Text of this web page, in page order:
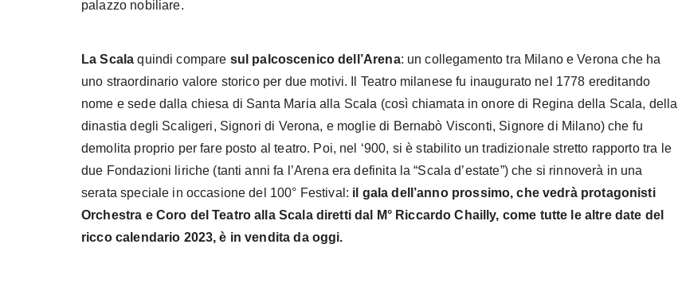
palazzo nobiliare.
La Scala quindi compare sul palcoscenico dell’Arena: un collegamento tra Milano e Verona che ha
uno straordinario valore storico per due motivi. Il Teatro milanese fu inaugurato nel 1778 ereditando
nome e sede dalla chiesa di Santa Maria alla Scala (così chiamata in onore di Regina della Scala, della
dinastia degli Scaligeri, Signori di Verona, e moglie di Bernabò Visconti, Signore di Milano) che fu
demolita proprio per fare posto al teatro. Poi, nel ‘900, si è stabilito un tradizionale stretto rapporto tra le
due Fondazioni liriche (tanti anni fa l’Arena era definita la “Scala d’estate”) che si rinnoverà in una
serata speciale in occasione del 100° Festival: il gala dell’anno prossimo, che vedrà protagonisti
Orchestra e Coro del Teatro alla Scala diretti dal M° Riccardo Chailly, come tutte le altre date del
ricco calendario 2023, è in vendita da oggi.